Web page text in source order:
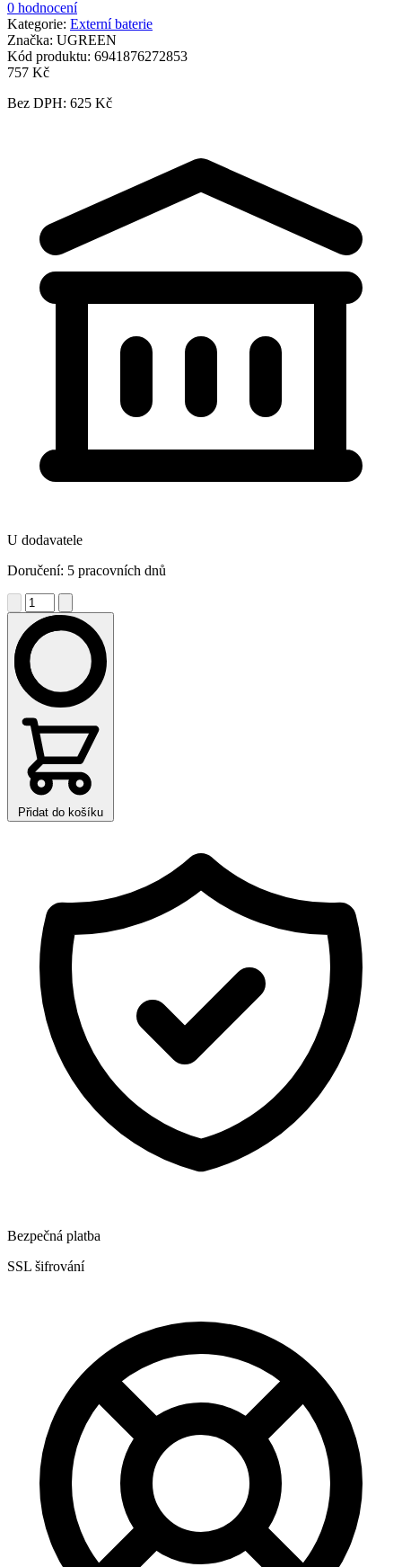
0 hodnocení
Kategorie: Externí baterie
Značka: UGREEN
Kód produktu: 6941876272853
757 Kč
Bez DPH: 625 Kč
U dodavatele
Doručení: 5 pracovních dnů
Přidat do košíku
Bezpečná platba
SSL šifrování